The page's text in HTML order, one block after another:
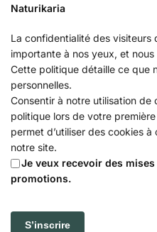
Naturikaria
La confidentialité des visiteurs
importante à nos yeux, et
Cette politique détaille ce que
personnelles.
Consentir à notre utilisation
politique lors de votre
permet d’utiliser des cookies
notre site.
Je veux recevoir des
promotions.
S’inscrire